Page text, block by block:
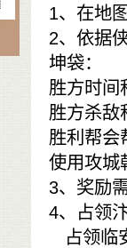
1、在地
2、依据
坤袋：
胜方时间
胜方杀敌
胜利帮会
使用攻城
3、奖励
4、占领
占领临